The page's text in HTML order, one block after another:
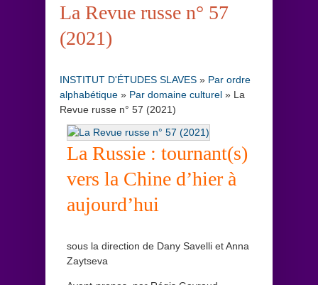
La Revue russe n° 57
(2021)
INSTITUT D'ÉTUDES SLAVES » Par ordre
alphabétique » Par domaine culturel » La
Revue russe n° 57 (2021)
La Russie : tournant(s)
vers la Chine d’hier à
aujourd’hui
sous la direction de Dany Savelli et Anna
Zaytseva